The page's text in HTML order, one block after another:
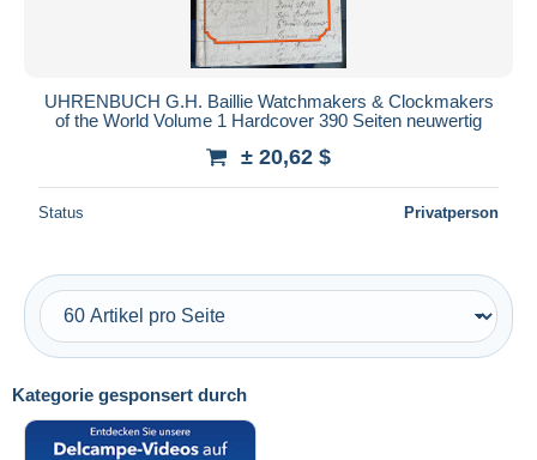
Endet in
Preis
Nur ermäßigt
Kostenloser Versand
Zahlungsmethoden
Banküberweisung
Visa
Kategorie gesponsert durch
UHRENBUCH G.H. Baillie Watchmakers & Clockmakers
of the World Volume 1 Hardcover 390 Seiten neuwertig
± 20,62 $
Status Privatperson